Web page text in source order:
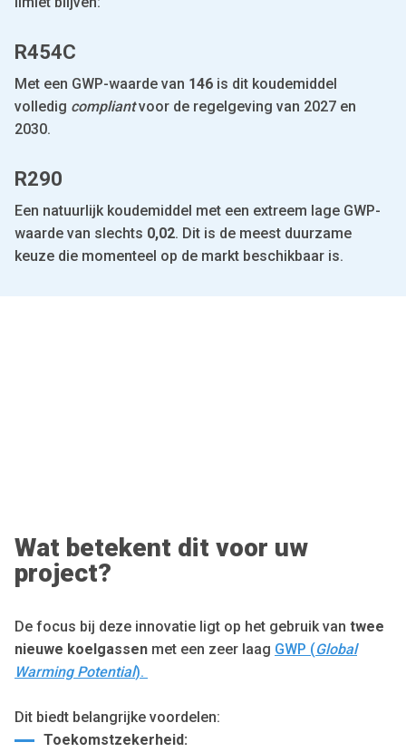
R454C
Met een GWP-waarde van 146 is dit koudemiddel
volledig compliantvoor de regelgeving van 2027 en
2030.
R290
Een natuurlijk koudemiddel met een extreem lage GWP-
waarde van slechts 0,02. Dit is de meest duurzame
keuze die momenteel op de markt beschikbaar is.
Wat betekent dit voor uw
project?
De focus bij deze innovatie ligt op het gebruik van twee
nieuwe koelgassen met een zeer laag GWP (Global
Warming Potential).
Dit biedt belangrijke voordelen:
Toekomstzekerheid: